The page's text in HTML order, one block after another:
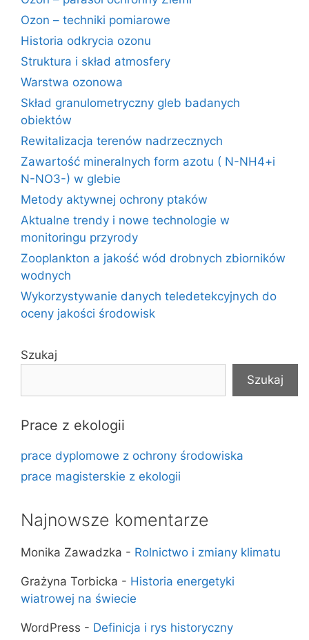
Ozon – techniki pomiarowe
Historia odkrycia ozonu
Struktura i skład atmosfery
Warstwa ozonowa
Skład granulometryczny gleb badanych
obiektów
Rewitalizacja terenów nadrzecznych
Zawartość mineralnych form azotu ( N-NH4+i
N-NO3-) w glebie
Metody aktywnej ochrony ptaków
Aktualne trendy i nowe technologie w
monitoringu przyrody
Zooplankton a jakość wód drobnych zbiorników
wodnych
Wykorzystywanie danych teledetekcyjnych do
oceny jakości środowisk
Szukaj
Szukaj
Prace z ekologii
prace dyplomowe z ochrony środowiska
prace magisterskie z ekologii
Najnowsze komentarze
Monika Zawadzka - Rolnictwo i zmiany klimatu
Grażyna Torbicka - Historia energetyki
wiatrowej na świecie
WordPress - Definicja i rys historyczny